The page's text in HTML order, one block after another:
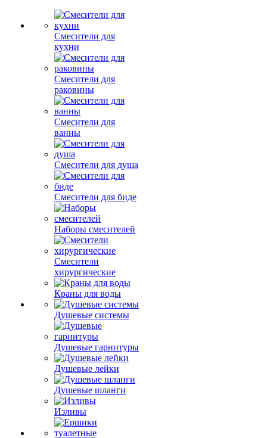
Смесители для
кухни
Смесители для
раковины
Смесители для
ванны
Смесители для душа
Смесители для биде
Наборы смесителей
Смесители
хирургические
Краны для воды
Душевые системы
Душевые гарнитуры
Душевые лейки
Душевые шланги
Изливы